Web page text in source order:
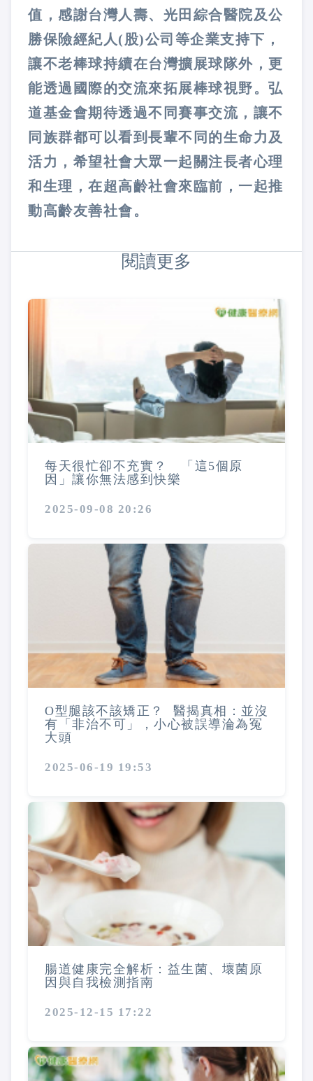
值，感謝台灣人壽、光田綜合醫院及公
勝保險經紀人(股)公司等企業支持下，
讓不老棒球持續在台灣擴展球隊外，更
能透過國際的交流來拓展棒球視野。弘
道基金會期待透過不同賽事交流，讓不
同族群都可以看到長輩不同的生命力及
活力，希望社會大眾一起關注長者心理
和生理，在超高齡社會來臨前，一起推
動高齡友善社會。
閱讀更多
每天很忙卻不充實？ 「這5個原
因」讓你無法感到快樂
2025-09-08 20:26
O型腿該不該矯正？ 醫揭真相：並沒
有「非治不可」，小心被誤導淪為冤
大頭
2025-06-19 19:53
腸道健康完全解析：益生菌、壞菌原
因與自我檢測指南
2025-12-15 17:22